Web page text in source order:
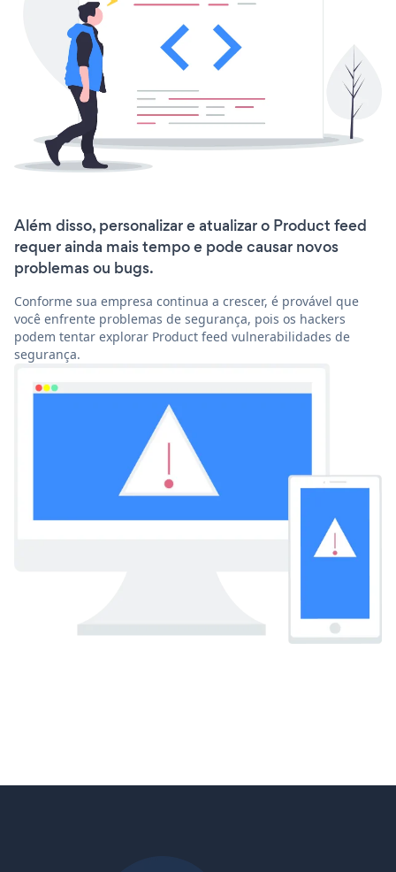
Além disso, personalizar e atualizar o Product feed
requer ainda mais tempo e pode causar novos
problemas ou bugs.
Conforme sua empresa continua a crescer, é provável que
você enfrente problemas de segurança, pois os hackers
podem tentar explorar Product feed vulnerabilidades de
segurança.